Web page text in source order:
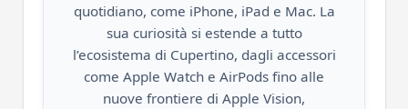
quotidiano, come iPhone, iPad e Mac. La
sua curiosità si estende a tutto
l’ecosistema di Cupertino, dagli accessori
come Apple Watch e AirPods fino alle
nuove frontiere di Apple Vision,